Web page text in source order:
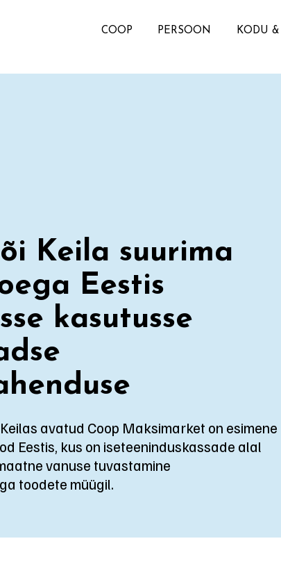
COOP PERSOON KODU
Keila suurima
Eestis
kasutusse
avatud Coop Maksimarket on esimene
Eestis, kus on iseteeninduskassade alal
vanuse tuvastamine
toodete müügil.